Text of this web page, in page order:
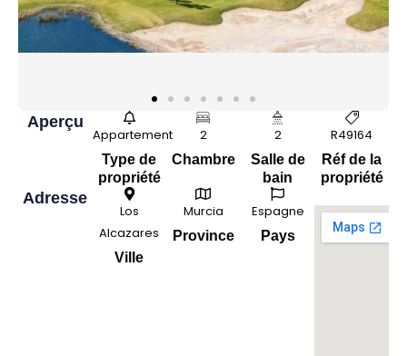
Aperçu
Appartement
Type de
propriété
2
Chambre
2
Salle de
bain
R49164
Réf de la
propriété
Adresse
Los
Alcazares
Ville
Murcia
Province
Espagne
Pays